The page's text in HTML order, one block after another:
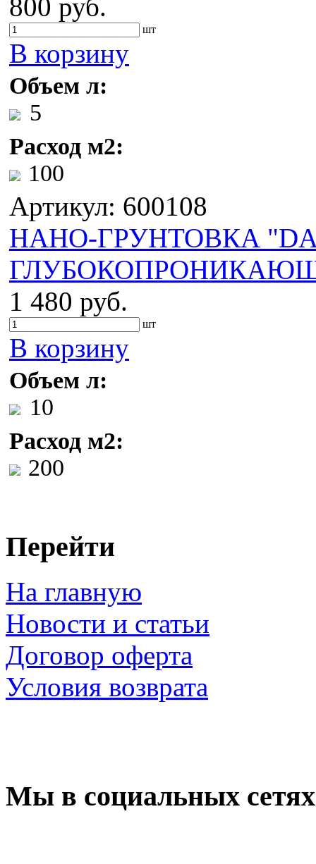
800 руб.
шт
В корзину
Объем л:
5
Расход м2:
100
Артикул: 600108
НАНО-ГРУНТОВКА
1 480 руб.
шт
В корзину
Объем л:
10
Расход м2:
200
Перейти
На главную
Новости и статьи
Договор оферта
Условия возврата
Мы в социальных сетях